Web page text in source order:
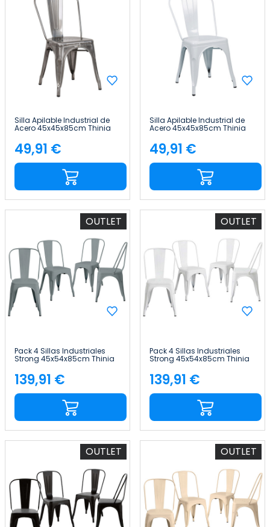
Silla Apilable Industrial de
Acero 45x45x85cm Thinia
Precio
49,91 €
Silla Apilable Industrial de
Acero 45x45x85cm Thinia
Precio
49,91 €
OUTLET
Pack 4 Sillas Industriales
Strong 45x54x85cm Thinia
Home
Precio
139,91 €
OUTLET
Pack 4 Sillas Industriales
Strong 45x54x85cm Thinia
Home
Precio
139,91 €
OUTLET OUTLET